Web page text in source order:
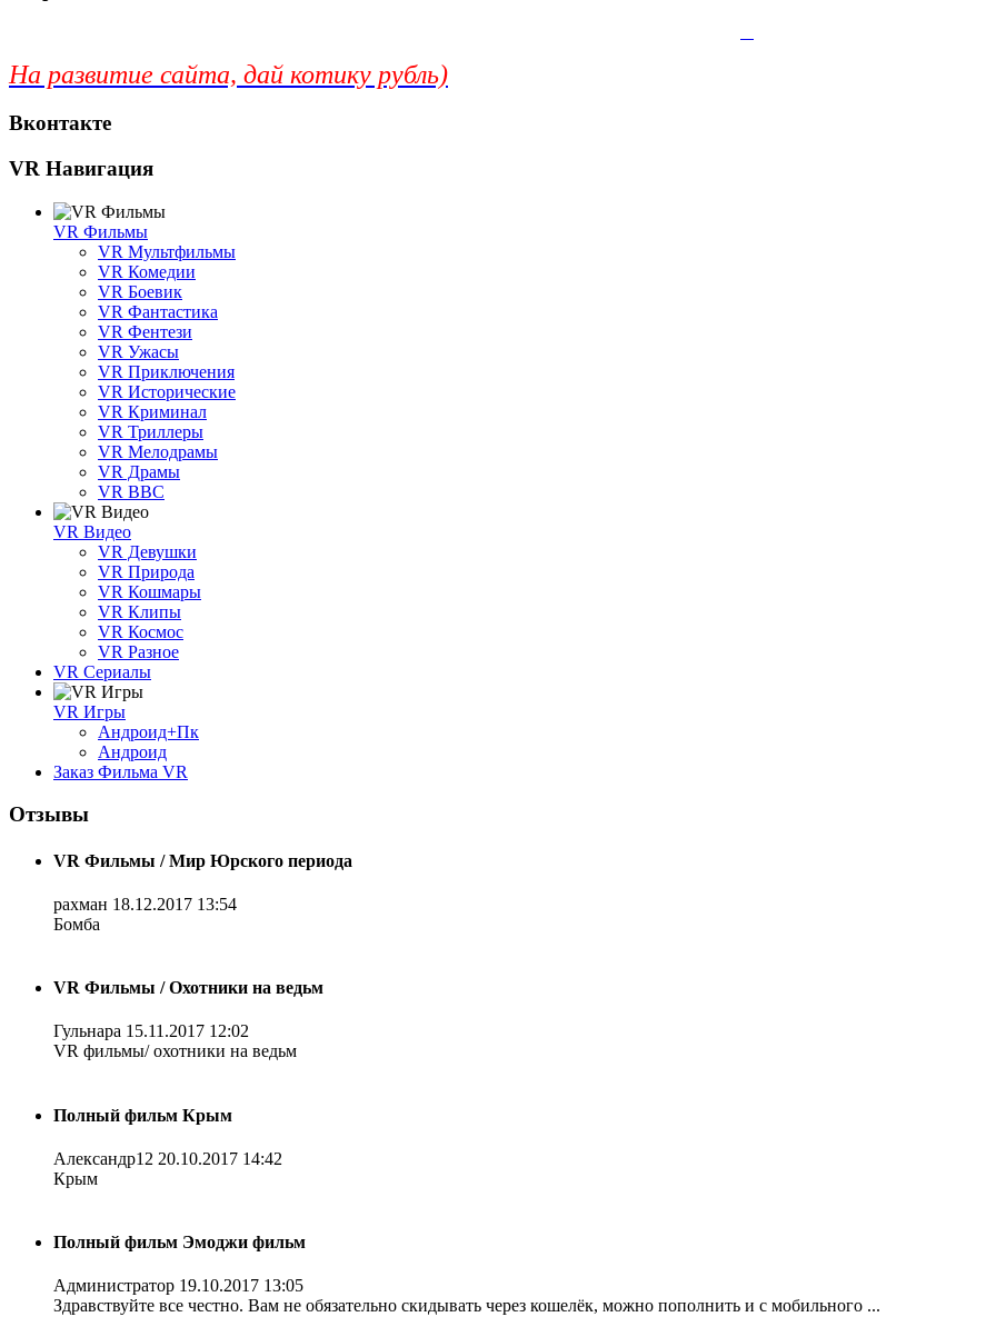
На развитие сайта, дай котику рубль)
Вконтакте
VR Навигация
VR Фильмы
VR Мультфильмы
VR Комедии
VR Боевик
VR Фантастика
VR Фентези
VR Ужасы
VR Приключения
VR Исторические
VR Криминал
VR Триллеры
VR Мелодрамы
VR Драмы
VR BBC
VR Видео
VR Девушки
VR Природа
VR Кошмары
VR Клипы
VR Космос
VR Разное
VR Сериалы
VR Игры
Андроид+Пк
Андроид
Заказ Фильма VR
Отзывы
VR Фильмы / Мир Юрского периода
рахман 18.12.2017 13:54
Бомба
VR Фильмы / Охотники на ведьм
Гульнара 15.11.2017 12:02
VR фильмы/ охотники на ведьм
Полный фильм Крым
Александр12 20.10.2017 14:42
Крым
Полный фильм Эмоджи фильм
Администратор 19.10.2017 13:05
Здравствуйте все честно. Вам не обязательно скидывать через кошелёк, можно пополнить и с мобильного ...